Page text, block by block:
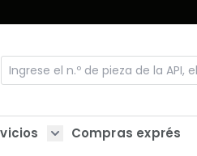
Compras exprés